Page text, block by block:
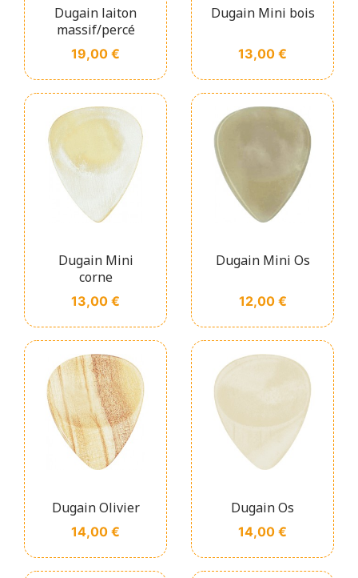
Dugain laiton
massif/percé
Prix
19,00 €
Dugain Mini bois
Prix
13,00 €
Dugain Mini
corne
Prix
13,00 €
Dugain Mini Os
Prix
12,00 €
Dugain Olivier
Prix
14,00 €
Dugain Os
Prix
14,00 €